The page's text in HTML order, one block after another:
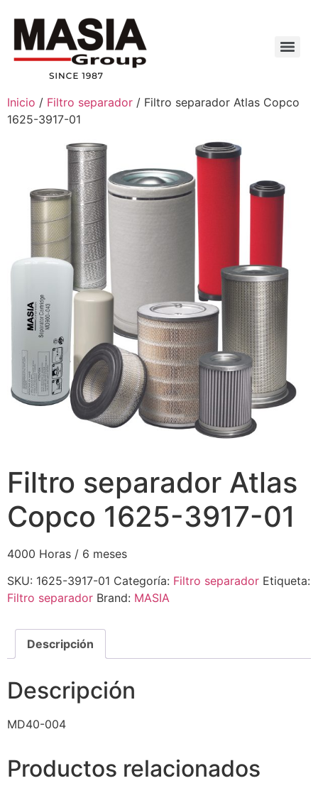
Inicio / Filtro separador / Filtro separador Atlas Copco
1625-3917-01
Filtro separador Atlas
Copco 1625-3917-01
4000 Horas / 6 meses
SKU: 1625-3917-01 Categoría: Filtro separador Etiqueta:
Filtro separador Brand: MASIA
Descripción
Descripción
MD40-004
Productos relacionados